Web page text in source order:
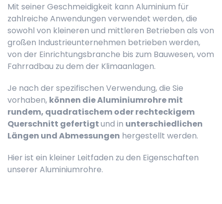
Mit seiner Geschmeidigkeit kann Aluminium für
zahlreiche Anwendungen verwendet werden, die
sowohl von kleineren und mittleren Betrieben als von
großen Industrieunternehmen betrieben werden,
von der Einrichtungsbranche bis zum Bauwesen, vom
Fahrradbau zu dem der Klimaanlagen.
Je nach der spezifischen Verwendung, die Sie
vorhaben, können die Aluminiumrohre mit
rundem, quadratischem oder rechteckigem
Querschnitt gefertigtund in unterschiedlichen
Längen und Abmessungen hergestellt werden.
Hier ist ein kleiner Leitfaden zu den Eigenschaften
unserer Aluminiumrohre.